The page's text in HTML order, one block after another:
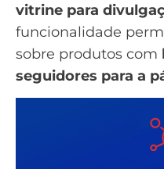
vitrine para
funcionalidade
sobre produtos com
seguidores para a